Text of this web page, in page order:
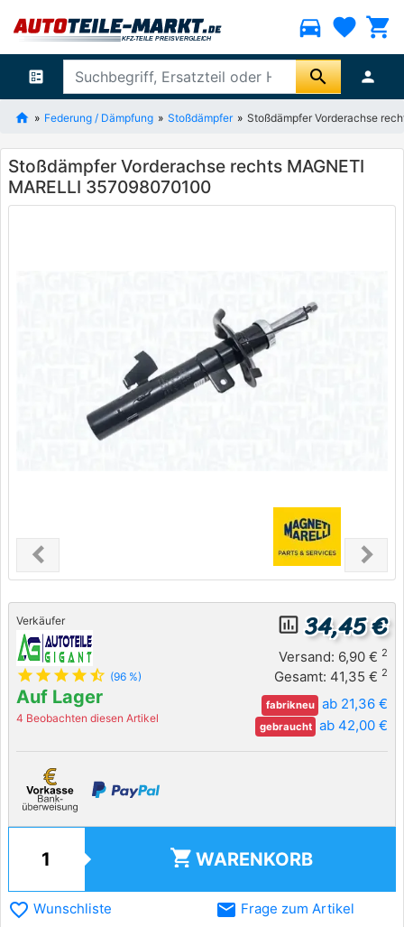
directions_car favorite shopping_cart
ballot search person
Federung / Dämpfung Stoßdämpfer Stoßdämpfer Vorderachse
Stoßdämpfer Vorderachse rechts MAGNETI
MARELLI 357098070100
chevron_leftPrevious chevron_right
Next
Verkäufer
star star star star star_half (96 %)
Auf Lager
4 Beobachten diesen Artikel
insert_chart_outlined 34,45 €
Versand: 6,90 € 2
Gesamt: 41,35 € 2
fabrikneu ab 21,36 €
gebraucht ab 42,00 €
shopping_cart WARENKORB
favorite_border Wunschliste email Frage zum Artikel